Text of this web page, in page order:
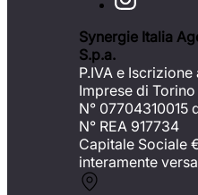
Synergie Italia
S.p.a.
P.IVA e
Imprese di Torino
N° 07704310015
N° REA 917734
Capitale Sociale
interamente